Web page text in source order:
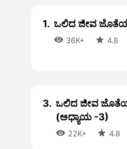
1. ಒಲಿದ ಜೀವ
 36K+  4.8
3. ಒಲಿದ ಜೀವ
(ಅಧ್ಯಾಯ -3)
 22K+  4.8